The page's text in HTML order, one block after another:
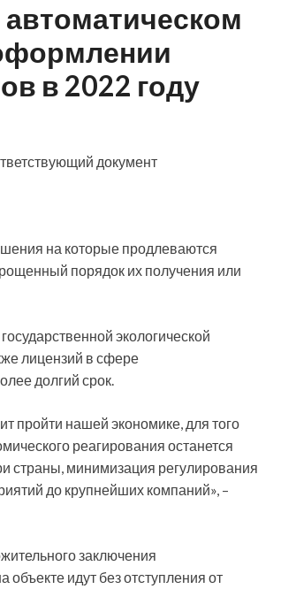
в 2022 году
документ
на которые продлеваются
порядок их получения или
экологической
лицензий в сфере
долгий срок.
пройти нашей экономике, для того
реагирования останется
страны, минимизация регулирования
до крупнейших компаний», –
заключения
объекте идут без отступления от